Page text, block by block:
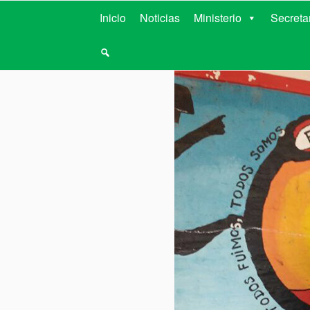
MINISTERIO
Inicio Noticias Ministerio